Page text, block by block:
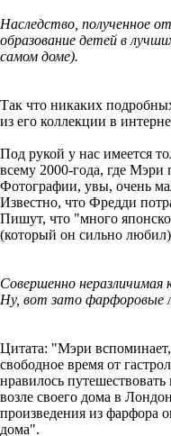
Наследство, полученное
образование детей в
самом доме).
Так что никаких
из его коллекции в
Под рукой у нас имеется
всему 2000-года, где Мэри
Фотографии, увы, очень
Известно, что Фредди
Пишут, что "много
(который он сильно
Совершенно неразличимая
Ну, вот зато фарфоровые
Цитата: "Мэри
свободное время от
нравилось
возле своего дома в
произведения из фарфора
дома".